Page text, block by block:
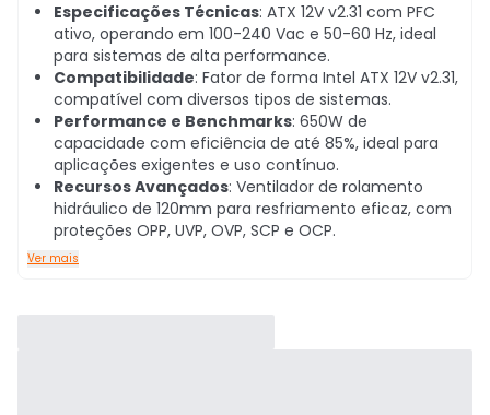
Especificações Técnicas: ATX 12V v2.31 com PFC
ativo, operando em 100-240 Vac e 50-60 Hz, ideal
para sistemas de alta performance.
Compatibilidade: Fator de forma Intel ATX 12V v2.31,
compatível com diversos tipos de sistemas.
Performance e Benchmarks: 650W de
capacidade com eficiência de até 85%, ideal para
aplicações exigentes e uso contínuo.
Recursos Avançados: Ventilador de rolamento
hidráulico de 120mm para resfriamento eficaz, com
proteções OPP, UVP, OVP, SCP e OCP.
Ver mais